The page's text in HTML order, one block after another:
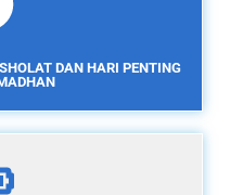
DAN HARI PENTING